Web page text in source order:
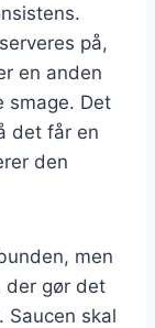
på,
en anden
smage. Det
det får en
den
men
der gør det
Saucen skal